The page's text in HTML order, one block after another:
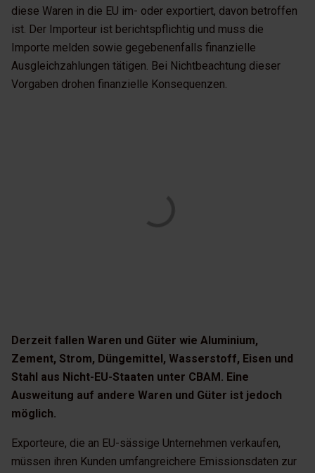
diese Waren in die EU im- oder exportiert, davon betroffen
ist. Der Importeur ist berichtspflichtig und muss die
Importe melden sowie gegebenenfalls finanzielle
Ausgleichzahlungen tätigen. Bei Nichtbeachtung dieser
Vorgaben drohen finanzielle Konsequenzen.
Derzeit fallen Waren und Güter wie Aluminium,
Zement, Strom, Düngemittel, Wasserstoff, Eisen und
Stahl aus Nicht-EU-Staaten unter CBAM. Eine
Ausweitung auf andere Waren und Güter ist jedoch
möglich.
Exporteure, die an EU-sässige Unternehmen verkaufen,
müssen ihren Kunden umfangreichere Emissionsdaten zur